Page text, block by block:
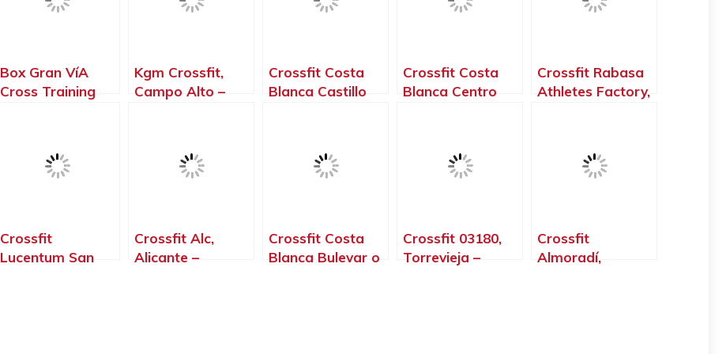
Box Gran VíA
Cross Training
Kgm Crossfit,
Campo Alto –
Crossfit Costa
Blanca Castillo
Crossfit Costa
Blanca Centro ‍
Crossfit Rabasa
Athletes Factory,
Crossfit
Lucentum San
Crossfit Alc,
Alicante –
Crossfit Costa
Blanca Bulevar ‍‍o
Crossfit 03180,
Torrevieja –
Crossfit
Almoradí,